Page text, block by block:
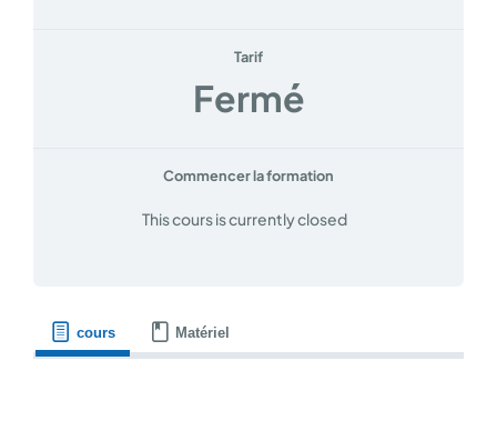
Tarif
Fermé
Commencer la formation
This cours is currently closed
cours Matériel